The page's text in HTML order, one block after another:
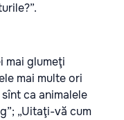
mai glumeţi
mai multe ori
ca animalele
„Uitaţi-vă cum